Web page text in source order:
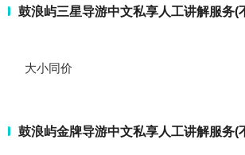
鼓浪屿三星导游中文私享人工讲解服务(
大小同价
鼓浪屿金牌导游中文私享人工讲解服务(